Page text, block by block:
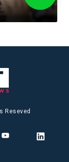
Reseved